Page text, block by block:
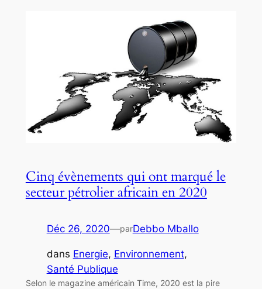
Cinq évènements qui ont marqué le
secteur pétrolier africain en 2020
Déc 26, 2020—parDebbo Mballo
dans Energie, Environnement
Santé Publique
Selon le magazine américain Time, 2020 est la pire